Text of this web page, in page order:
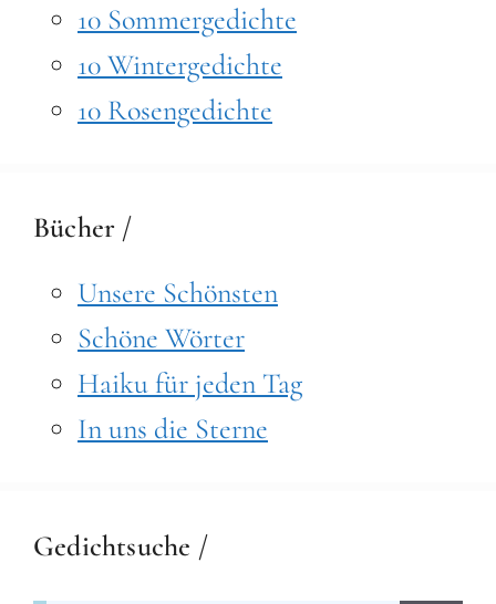
10 Sommergedichte
10 Wintergedichte
10 Rosengedichte
Bücher /
Unsere Schönsten
Schöne Wörter
Haiku für jeden Tag
In uns die Sterne
Gedichtsuche /